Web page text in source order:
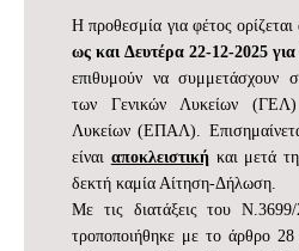
Η προθεσμία για φέτος ορίζεται
ως και Δευτέρα 22-12-2025
επιθυμούν να συμμετάσχουν
των Γενικών Λυκείων
Λυκείων (ΕΠΑΛ).
είναι αποκλειστικήκαι μετά
δεκτή καμία Αίτηση-Δήλωση.
Με τις διατάξεις του
τροποποιήθηκε με το άρθρο